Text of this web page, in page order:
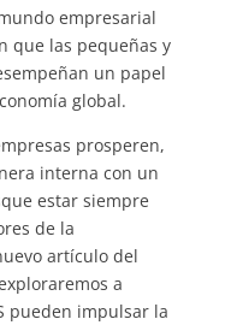
empresarial
que las pequeñas y
un papel
global.
prosperen,
interna con un
estar siempre
de la
artículo del
a
pueden impulsar la